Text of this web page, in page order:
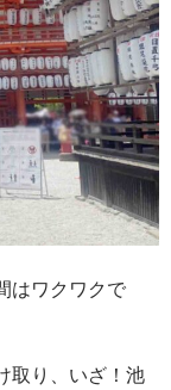
はワクワクで
取り、いざ！池